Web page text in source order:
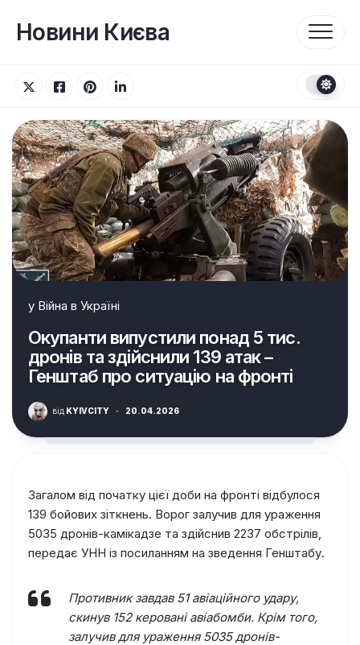
вмістуНовини Києва
у Війна в Україні
Окупанти випустили понад 5 тис.
дронів та здійснили 139 атак –
Генштаб про ситуацію на фронті
від KYIVCITY · 20.04.2026
Загалом від початку цієї доби на фронті відбулося
139 бойових зіткнень. Ворог залучив для ураження
5035 дронів-камікадзе та здійснив 2237 обстрілів,
передає УНН із посиланням на зведення Генштабу.
Противник завдав 51 авіаційного удару,
скинув 152 керовані авіабомби. Крім того,
залучив для ураження 5035 дронів-